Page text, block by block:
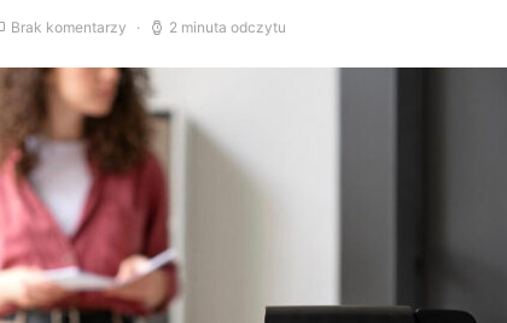
Brak komentarzy 2 minuta odczytu